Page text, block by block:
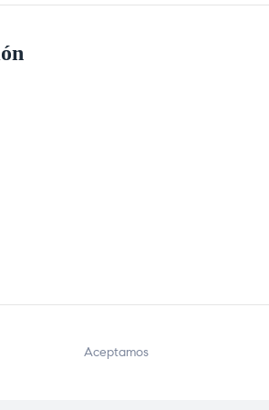
Aceptamos